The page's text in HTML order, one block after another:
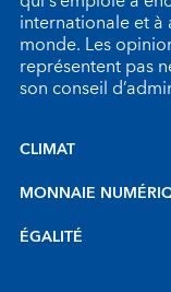
internationale et à
monde. Les
représentent pas
son conseil
CLIMAT
MONNAIE
ÉGALITÉ